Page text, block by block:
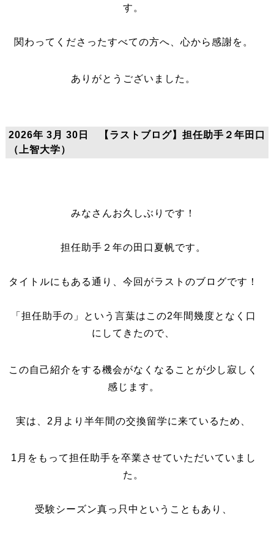
す。
関わってくださったすべての方へ、心から感謝を。
ありがとうございました。
2026年 3月 30日 【ラストブログ】担任助手２年田口
（上智大学）
みなさんお久しぶりです！
担任助手２年の田口夏帆です。
タイトルにもある通り、今回がラストのブログです！
「担任助手の」という言葉はこの2年間幾度となく口
にしてきたので、
この自己紹介をする機会がなくなることが少し寂しく
感じます。
実は、2月より半年間の交換留学に来ているため、
1月をもって担任助手を卒業させていただいていまし
た。
受験シーズン真っ只中ということもあり、